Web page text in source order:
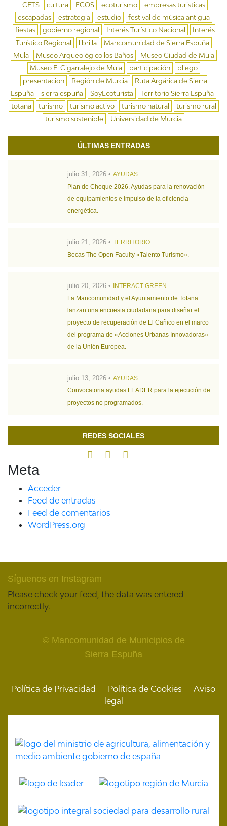
CETS
cultura ECOS ecoturismo
empresas turisticas
escapadas
estrategia estudio
festival de música antigua
fiestas
gobierno regional Interés Turístico Nacional
Interés
Turístico Regional
librilla
Mancomunidad de Sierra Espuña
Mula
Museo Arqueológico los Baños
Museo Ciudad de Mula
Museo El Cigarralejo de Mula
participación
pliego
presentacion
Región de Murcia
Ruta Argárica de Sierra
Espuña
sierra espuña SoyEcoturista
Territorio Sierra Espuña
totana
turismo turismo activo turismo natural
turismo rural
turismo sostenible
Universidad de Murcia
ÚLTIMAS ENTRADAS
julio 31, 2026 • AYUDAS
Plan de Choque 2026. Ayudas para la renovación
de equipamientos e impulso de la eficiencia
energética.
julio 21, 2026 • TERRITORIO
Becas The Open Faculty «Talento Turismo».
julio 20, 2026 •
INTERACT GREEN
La Mancomunidad y el Ayuntamiento de Totana
lanzan una encuesta ciudadana para diseñar el
proyecto de recuperación de El Cañico en el marco
del programa de «Acciones Urbanas Innovadoras»
de la Unión Europea.
julio 13, 2026 • AYUDAS
Convocatoria ayudas LEADER para la ejecución de
proyectos no programados.
REDES SOCIALES
Meta
Acceder
Feed de entradas
Feed de comentarios
WordPress.org
Síguenos en Instagram
Please check your feed, the data was entered
incorrectly.
© Mancomunidad de Municipios de
Sierra Espuña
Política de Privacidad Política de Cookies
Aviso
legal